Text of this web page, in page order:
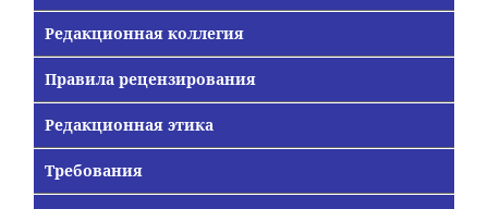
Редакционная коллегия
Правила рецензирования
Редакционная этика
Требования